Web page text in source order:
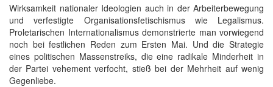
Wirksamkeit nationaler Ideologien auch in der Arbeiterbewegung
und verfestigte Organisationsfetischismus wie Legalismus.
Proletarischen Internationalismus demonstrierte man vorwiegend
noch bei festlichen Reden zum Ersten Mai. Und die Strategie
eines politischen Massenstreiks, die eine radikale Minderheit in
der Partei vehement verfocht, stieß bei der Mehrheit auf wenig
Gegenliebe.